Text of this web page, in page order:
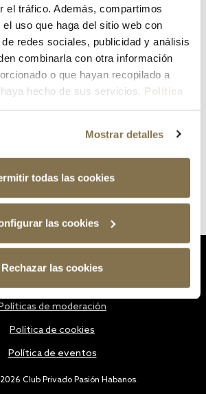
el tráfico. Además, compartimos
uso que haga del sitio web con
redes sociales, publicidad y análisis
combinarla con otra información
o que hayan recopilado a
hecho de sus servicios. Política
Mostrar detalles
todas las cookies
las cookies
Rechazar las cookies
Club Privado Pasión Habanos.
de moderación
Política de cookies
Política de eventos